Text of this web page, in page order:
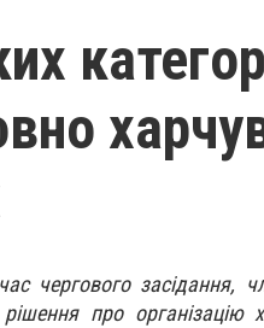
чергового засідання,
про організацію